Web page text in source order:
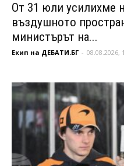
От 31 юли усилихме
въздушното
министърът на...
Екип на ДЕБАТИ.БГ - 08.08.2026,